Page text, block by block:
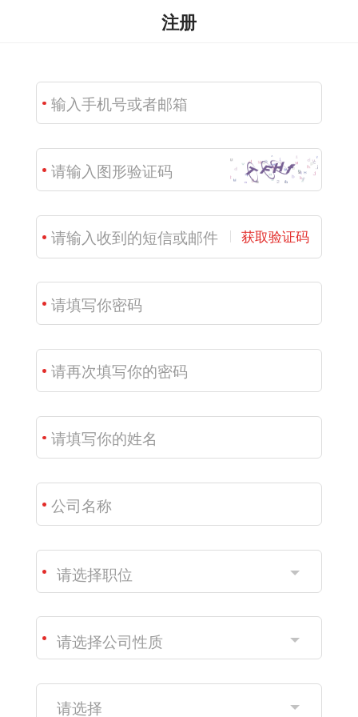
注册
获取验证码